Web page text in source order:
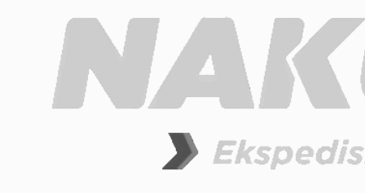
Kendari
yang
Aman